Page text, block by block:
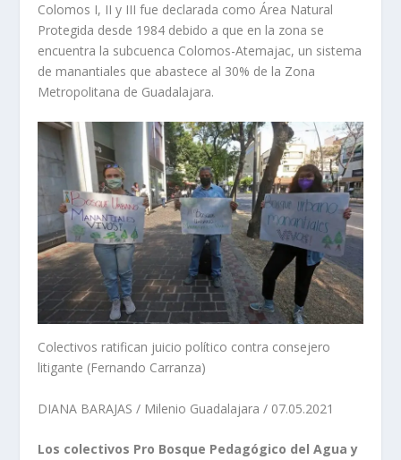
Colomos I, II y III fue declarada como Área Natural
Protegida desde 1984 debido a que en la zona se
encuentra la subcuenca Colomos-Atemajac, un sistema
de manantiales que abastece al 30% de la Zona
Metropolitana de Guadalajara.
Colectivos ratifican juicio político contra consejero
litigante (Fernando Carranza)
DIANA BARAJAS / Milenio Guadalajara / 07.05.2021
Los colectivos Pro Bosque Pedagógico del Agua y